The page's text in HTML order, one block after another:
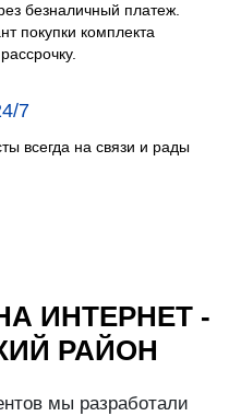
безналичный платеж.
покупки комплекта
7
всегда на связи и рады
ИНТЕРНЕТ -
РАЙОН
мы разработали